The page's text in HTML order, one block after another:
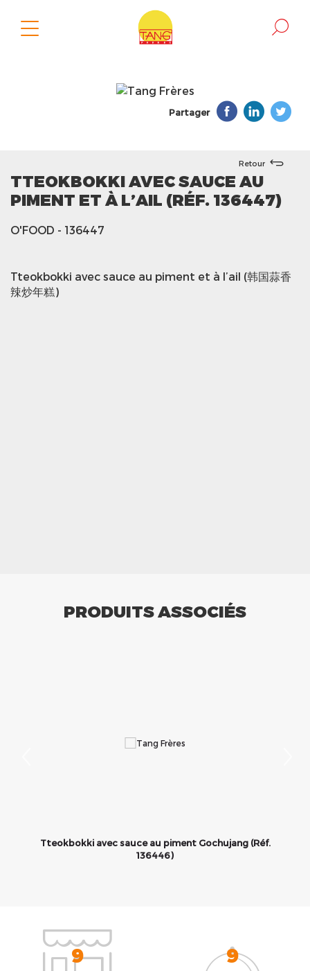
Partager
Retour
TTEOKBOKKI AVEC SAUCE AU
PIMENT ET À L’AIL (RÉF. 136447)
O'FOOD - 136447
Tteokbokki avec sauce au piment et à l’ail (韩国蒜香
辣炒年糕)
PRODUITS ASSOCIÉS
Tteokbokki avec sauce au piment Gochujang (Réf.
136446)
9 9